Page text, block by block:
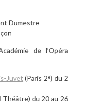
Dumestre
de l’Opéra
Juvet (Paris 2e) du 2
Théâtre) du 20 au 26